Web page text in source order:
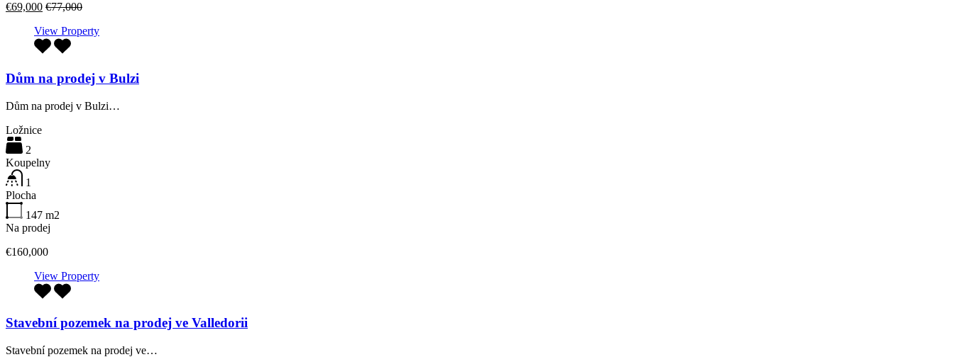
€69,000 €77,000
View Property
Dům na prodej v Bulzi
Dům na prodej v Bulzi…
Ložnice
2
Koupelny
1
Plocha
147 m2
Na prodej
€160,000
View Property
Stavební pozemek na prodej ve Valledorii
Stavební pozemek na prodej ve…